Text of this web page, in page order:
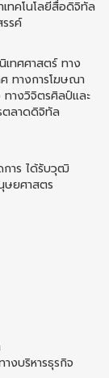
ทคโนโลยีสื่อดิจิทัล
รค์
ทศศาสตร์ ทาง
ทางการโฆษณา
ทางวิจิตรศิลป์และ
ตลาดดิจิทัล
าร ได้รับวุฒิ
ยศาสตร
งบริหารธุรกิจ